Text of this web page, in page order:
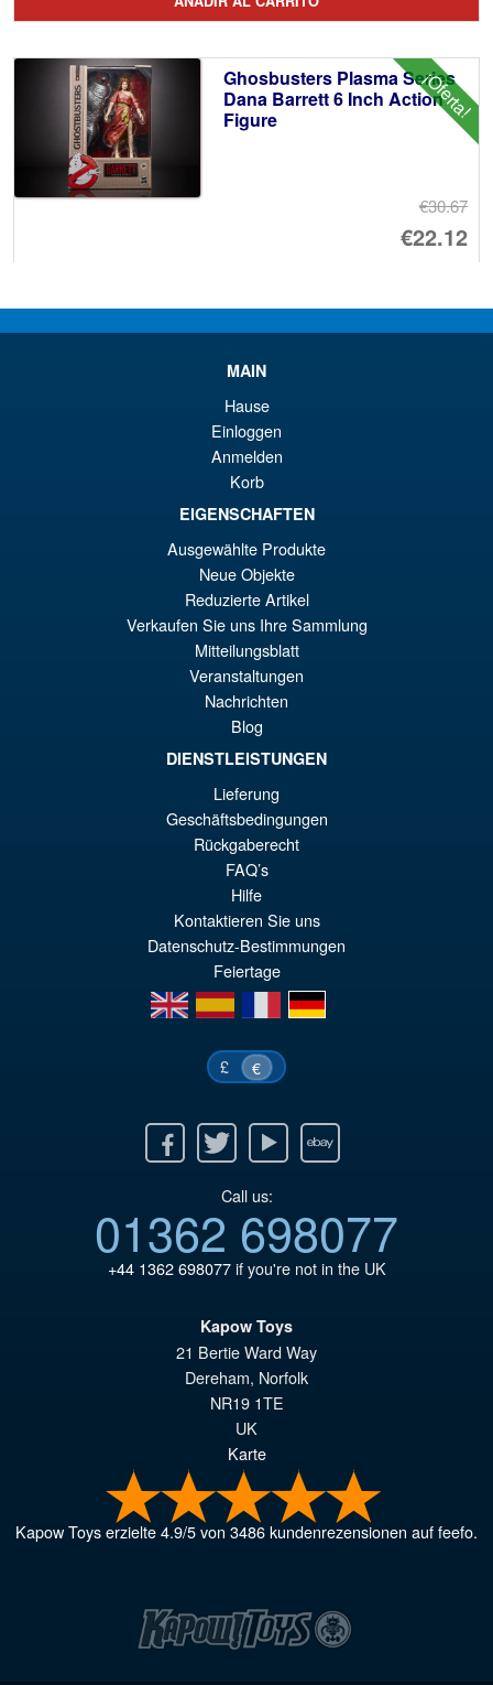
¡Oferta!
Ghosbusters Plasma Series
Dana Barrett 6 Inch Action
Figure
€30.67
El
€22.12
El
Ghostbusters Plasma Series
Ray Stantz 6 Inch Action
Figure
AÑADIR AL CARRITO
MAIN
Hause
Einloggen
Anmelden
Korb
EIGENSCHAFTEN
Ausgewählte Produkte
Neue Objekte
Reduzierte Artikel
Verkaufen Sie uns Ihre Sammlung
Mitteilungsblatt
Veranstaltungen
Nachrichten
Blog
DIENSTLEISTUNGEN
Lieferung
Geschäftsbedingungen
Rückgaberecht
FAQ’s
Hilfe
Kontaktieren Sie uns
Datenschutz-Bestimmungen
Feiertage
en
es fr de
£ €
Twitter Youtube Ebay
Call us:
01362 698077
+44 1362 698077if you're not in the UK
Kapow Toys
21 Bertie Ward Way
Dereham, Norfolk
NR19 1TE
UK
Karte
Kapow Toyserzielte4.9/5von 3486kundenrezensionen auf feefo.